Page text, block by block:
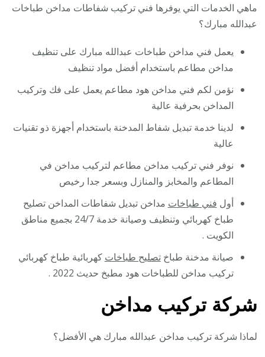
ماهي الخدمات التي يوفرها فني تركيب شفاطات مداخن طباخات
عبدالله مبارك؟
يعمل فني مداخن طباخات عبدالله مبارك على تنظيف
مداخن مطاعم باستخدام أفضل مواد تنظيف
نؤمن لكم فني مداخن هود مطاعم يعمل على فك وتركيب
المداخن بحرفية عالية
لدينا خدمة تبديل شفاط المدخنة باستخدام أجهزة ذو تقنيات
عالية
نوفر فني تركيب مداخن مطاعم لتركيب مداخن في
المطاعم والمخابز والمنازل وبسعر جدا رخيص
أول فني طباخات مداخن تبديل شفاطات المداخن تصليح
طباخ كهربائي وتنظيف وصيانة خدمة 24/7 بجميع مناطق
الكويت .
صيانة مدخنة طباختصليح طباخات كهربائية طباخ كهربائي
تركيب مداخن للطباخات هود مطبخ حديث 2022 .
شركة تركيب مداخن
لماذا شركة تركيب مداخن عبدالله مبارك هي الأفضل؟